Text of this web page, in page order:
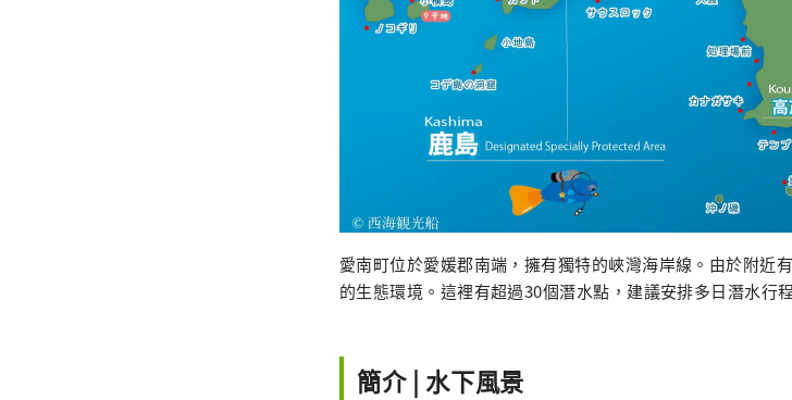
愛南町位於愛媛郡南端，擁有獨特的峽灣海岸線。由於附近
的生態環境。這裡有超過30個潛水點，建議安排多日潛水行
簡介 | 水下風景